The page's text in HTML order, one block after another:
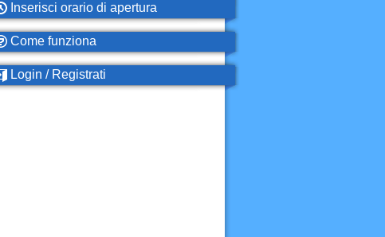
Inserisci orario di apertura
Come funziona
Login / Registrati